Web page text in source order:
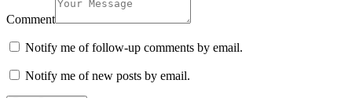
Comment
Notify me of follow-up comments by email.
Notify me of new posts by email.